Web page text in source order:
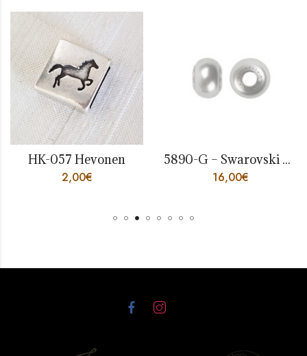
HK-057 Hevonen
2,00€
5890-G – Swarovski Crystal BeCharmed Pearl Grey
16,00€